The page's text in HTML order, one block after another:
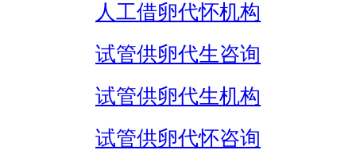
人工借卵代怀机构
试管供卵代生咨询
试管供卵代生机构
试管供卵代怀咨询